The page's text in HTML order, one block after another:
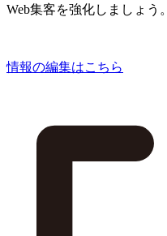
Web集客を強化しましょう。
情報の編集はこちら